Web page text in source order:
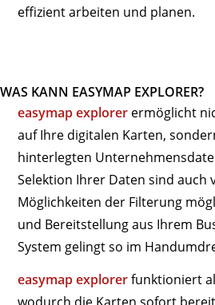
effizient arbeiten und planen.
WAS KANN EASYMAP EXPLORER?
easymap explorer ermöglicht
auf Ihre digitalen Karten,
hinterlegten
Selektion Ihrer Daten sind auch
Möglichkeiten der Filterung
und Bereitstellung aus Ihrem
System gelingt so im
easymap explorerfunktioniert